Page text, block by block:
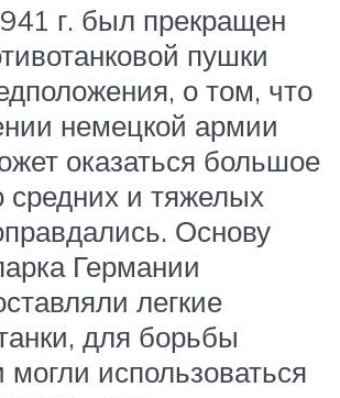
г. был прекращен
пушки
о том, что
немецкой армии
оказаться большое
средних и тяжелых
Основу
Германии
легкие
для борьбы
использоваться